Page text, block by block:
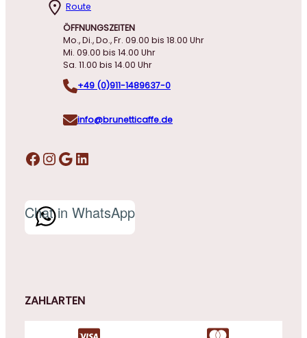
Route
ÖFFNUNGSZEITEN
Mo., Di., Do., Fr. 09.00 bis 18.00 Uhr
Mi. 09.00 bis 14.00 Uhr
Sa. 11.00 bis 14.00 Uhr
+49 (0)911-1489637-0
info@brunetticaffe.de
Facebook InstagramGoogle LinkedIn
Chat in WhatsApp
ZAHLARTEN